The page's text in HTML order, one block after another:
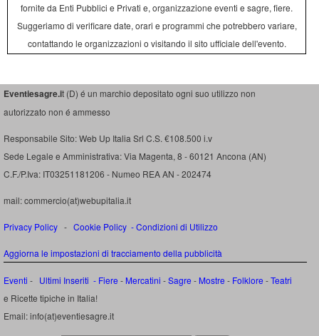
fornite da Enti Pubblici e Privati e, organizzazione eventi e sagre, fiere.
Suggeriamo di verificare date, orari e programmi che potrebbero variare,
contattando le organizzazioni o visitando il sito ufficiale dell'evento.
Eventiesagre.it (D) é un marchio depositato ogni suo utilizzo non
autorizzato non é ammesso
Responsabile Sito: Web Up Italia Srl C.S. €108.500 i.v
Sede Legale e Amministrativa: Via Magenta, 8 - 60121 Ancona (AN)
C.F./P.Iva: IT03251181206 - Numeo REA AN - 202474
mail: commercio(at)webupitalia.it
Privacy Policy - Cookie Policy -Condizioni di Utilizzo
Aggiorna le impostazioni di tracciamento della pubblicità
Eventi - Ultimi Inseriti - Fiere - Mercatini -Sagre - Mostre - Folklore -Teatri
e Ricette tipiche in Italia!
Email: info(at)eventiesagre.it